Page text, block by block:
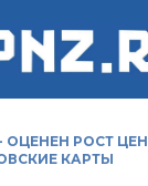
- ОЦЕНЕН РОСТ
КАРТЫ